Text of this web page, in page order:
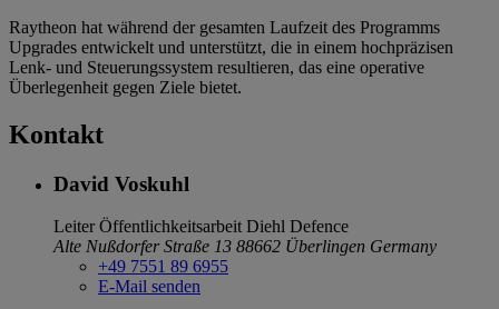
Raytheon hat während der gesamten Laufzeit des Programms
Upgrades entwickelt und unterstützt, die in einem hochpräzisen
Lenk- und Steuerungssystem resultieren, das eine operative
Überlegenheit gegen Ziele bietet.
Kontakt
David Voskuhl
Leiter Öffentlichkeitsarbeit Diehl Defence
Alte Nußdorfer Straße 13 88662 Überlingen Germany
+49 7551 89 6955
E-Mail senden